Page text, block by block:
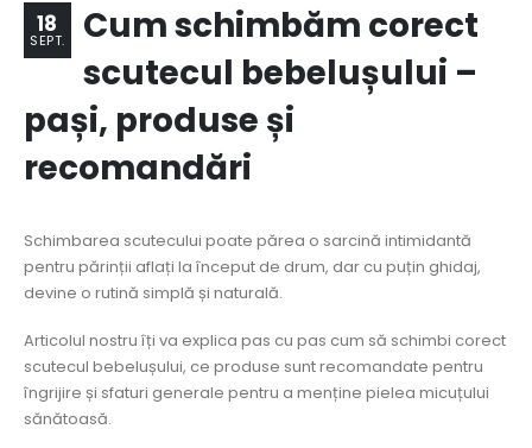
18
SEPT.
Cum schimbăm corect
scutecul bebelușului –
pași, produse și
recomandări
Schimbarea scutecului poate părea o sarcină intimidantă
pentru părinții aflați la început de drum, dar cu puțin ghidaj,
devine o rutină simplă și naturală.
Articolul nostru îți va explica pas cu pas cum să schimbi corect
scutecul bebelușului, ce produse sunt recomandate pentru
îngrijire și sfaturi generale pentru a menține pielea micuțului
sănătoasă.